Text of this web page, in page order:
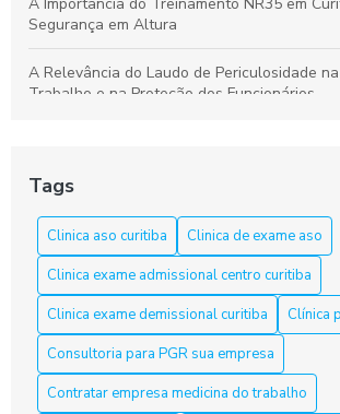
A Importância do Treinamento NR35 em
Segurança em Altura
A Relevância do Laudo de Periculosidade
Trabalho e na Proteção dos Funcionários
Aprenda tudo sobre o curso NR 33 em
Aso Curitiba é a Solução Ideal para a Saúde
Trabalho
Aso Curitiba é a Solução Ideal para sua
Aso Curitiba é a Solução Ideal para sua
no Trabalho
Tags
Clinica aso curitiba
Clinica de exame aso
Clinica exame admissional centro curitiba
Clinica exame demissional curitiba
Clínica
Consultoria para PGR sua empresa
Contratar empresa medicina do trabalho